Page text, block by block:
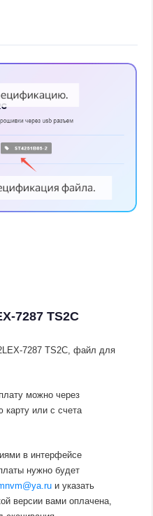
7287 TS2C
7287 TS2C, файл для
можно через
карту или с счета
в интерфейсе
нужно будет
и указать
версии вами оплачена,